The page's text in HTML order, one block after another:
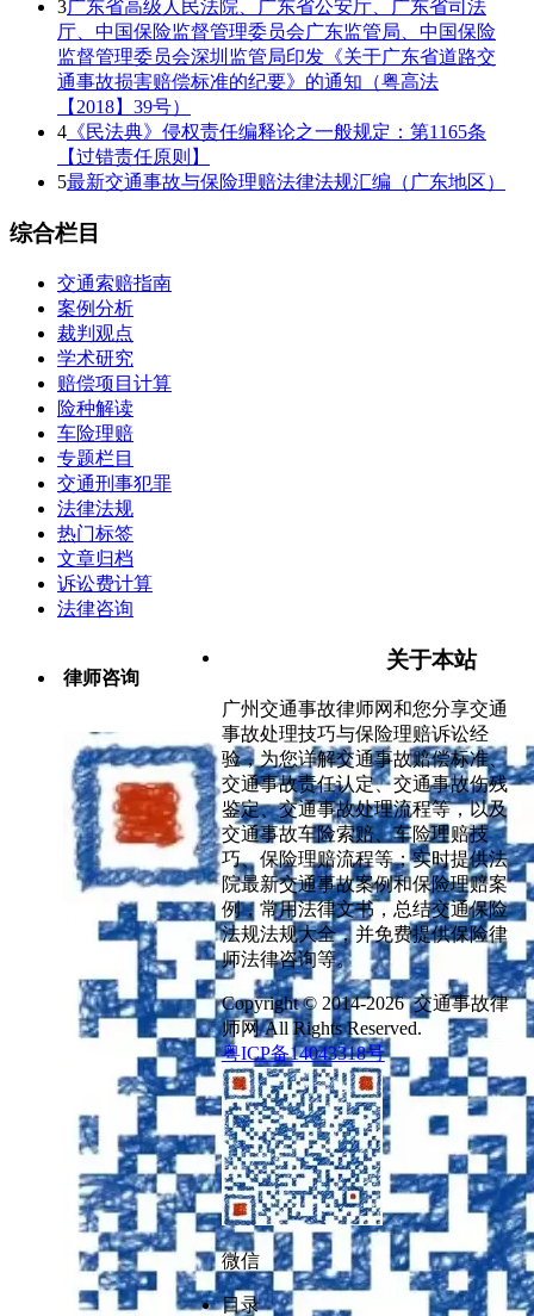
3广东省高级人民法院、广东省公安厅、广东省司法
厅、中国保险监督管理委员会广东监管局、中国保险
监督管理委员会深圳监管局印发《关于广东省道路交
通事故损害赔偿标准的纪要》的通知（粤高法
【2018】39号）
4 《民法典》侵权责任编释论之一般规定：第1165条
【过错责任原则】
5最新交通事故与保险理赔法律法规汇编（广东地区）
综合栏目
交通索赔指南
案例分析
裁判观点
学术研究
赔偿项目计算
险种解读
车险理赔
专题栏目
交通刑事犯罪
法律法规
热门标签
文章归档
诉讼费计算
法律咨询
律师咨询
关于本站
广州交通事故律师网和您分享交通
事故处理技巧与保险理赔诉讼经
验，为您详解交通事故赔偿标准、
交通事故责任认定、交通事故伤残
鉴定、交通事故处理流程等，以及
交通事故车险索赔、车险理赔技
巧、保险理赔流程等；实时提供法
院最新交通事故案例和保险理赔案
例，常用法律文书，总结交通保险
法规法规大全，并免费提供保险律
师法律咨询等。
Copyright © 2014-2026 交通事故律
师网 All Rights Reserved.
粤ICP备14043318号
微信
目录